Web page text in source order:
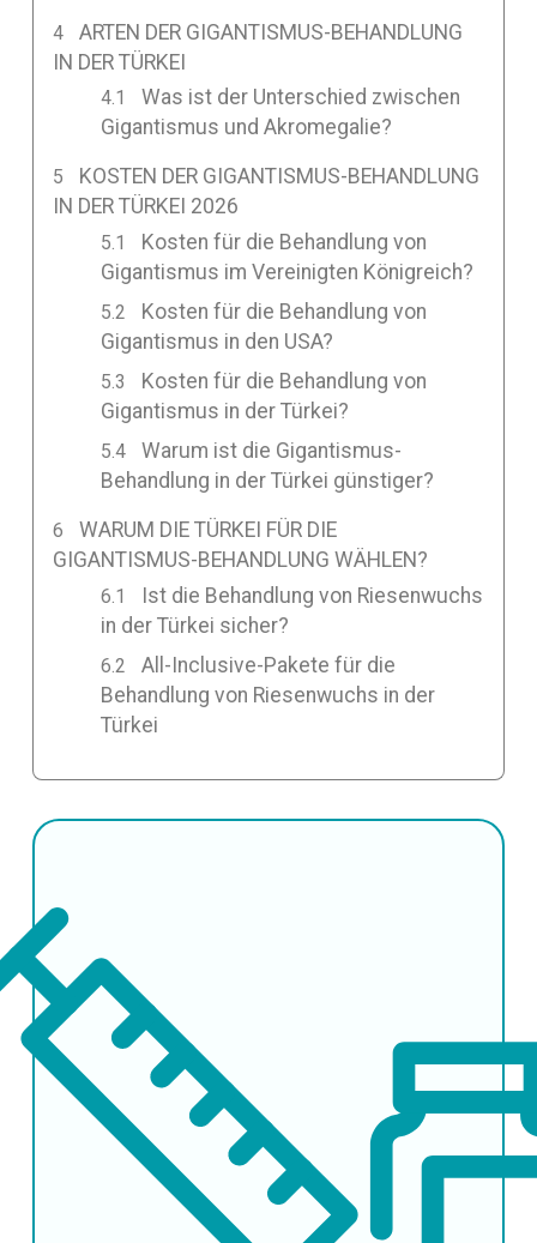
ARTEN DER GIGANTISMUS-BEHANDLUNG
IN DER TÜRKEI
Was ist der Unterschied zwischen
Gigantismus und Akromegalie?
KOSTEN DER GIGANTISMUS-BEHANDLUNG
IN DER TÜRKEI 2026
Kosten für die Behandlung von
Gigantismus im Vereinigten Königreich?
Kosten für die Behandlung von
Gigantismus in den USA?
Kosten für die Behandlung von
Gigantismus in der Türkei?
Warum ist die Gigantismus-
Behandlung in der Türkei günstiger?
WARUM DIE TÜRKEI FÜR DIE
GIGANTISMUS-BEHANDLUNG WÄHLEN?
Ist die Behandlung von Riesenwuchs
in der Türkei sicher?
All-Inclusive-Pakete für die
Behandlung von Riesenwuchs in der
Türkei